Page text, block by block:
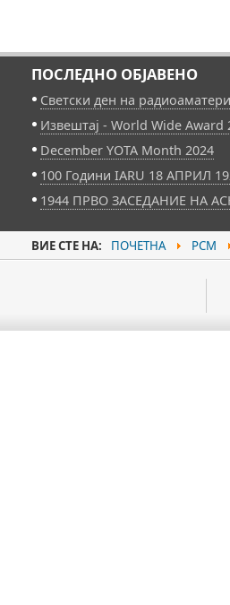
ПОСЛЕДНО ОБЈАВЕНО
Светски ден на
Извештај - World Wide Award
December YOTA Month 2024
100 Години IARU 18 АПРИЛ
1944 ПРВО ЗАСЕДАНИЕ НА
ВИЕ СТЕ НА: ПОЧЕТНА РСМ